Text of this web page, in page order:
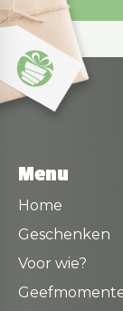
Menu
Home
Geschenken
Voor wie?